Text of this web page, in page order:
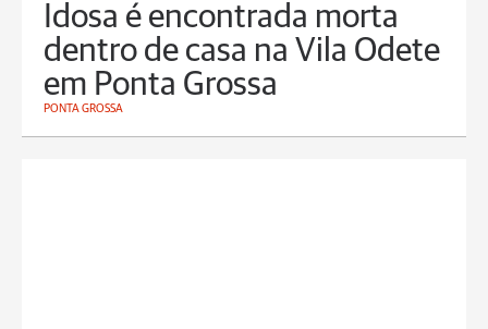
Idosa é encontrada morta
dentro de casa na Vila Odete
em Ponta Grossa
PONTA GROSSA